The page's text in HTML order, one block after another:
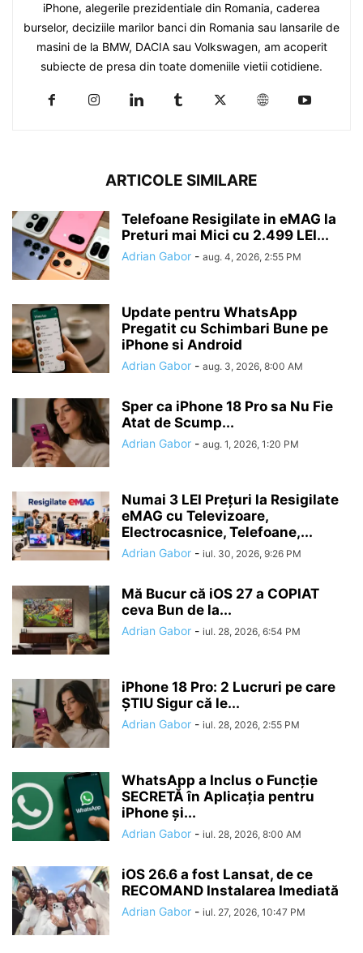
iPhone, alegerile prezidentiale din Romania, caderea
burselor, deciziile marilor banci din Romania sau lansarile de
masini de la BMW, DACIA sau Volkswagen, am acoperit
subiecte de presa din toate domeniile vietii cotidiene.
ARTICOLE SIMILARE
Telefoane Resigilate in eMAG la
Preturi mai Mici cu 2.499 LEI...
Adrian Gabor - aug. 4, 2026, 2:55 PM
Update pentru WhatsApp
Pregatit cu Schimbari Bune pe
iPhone si Android
Adrian Gabor - aug. 3, 2026, 8:00 AM
Sper ca iPhone 18 Pro sa Nu Fie
Atat de Scump...
Adrian Gabor - aug. 1, 2026, 1:20 PM
Numai 3 LEI Prețuri la Resigilate
eMAG cu Televizoare,
Electrocasnice, Telefoane,...
Adrian Gabor - iul. 30, 2026, 9:26 PM
Mă Bucur că iOS 27 a COPIAT
ceva Bun de la...
Adrian Gabor - iul. 28, 2026, 6:54 PM
iPhone 18 Pro: 2 Lucruri pe care
ȘTIU Sigur că le...
Adrian Gabor - iul. 28, 2026, 2:55 PM
WhatsApp a Inclus o Funcție
SECRETĂ în Aplicația pentru
iPhone și...
Adrian Gabor - iul. 28, 2026, 8:00 AM
iOS 26.6 a fost Lansat, de ce
RECOMAND Instalarea Imediată
Adrian Gabor - iul. 27, 2026, 10:47 PM